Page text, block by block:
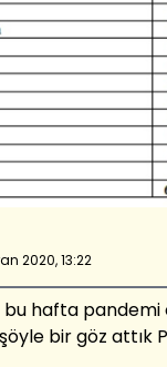
2020, 13:22
hafta pandemi
bir göz attık